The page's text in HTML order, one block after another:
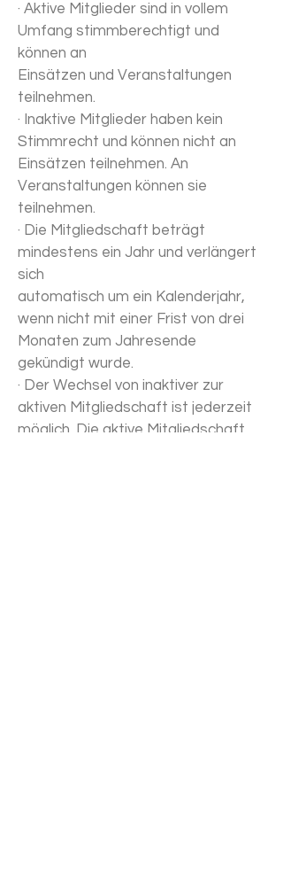
· Aktive Mitglieder sind in vollem
Umfang stimmberechtigt und
können an
Einsätzen und Veranstaltungen
teilnehmen.
· Inaktive Mitglieder haben kein
Stimmrecht und können nicht an
Einsätzen teilnehmen. An
Veranstaltungen können sie
teilnehmen.
· Die Mitgliedschaft beträgt
mindestens ein Jahr und verlängert
sich
automatisch um ein Kalenderjahr,
wenn nicht mit einer Frist von drei
Monaten zum Jahresende
gekündigt wurde.
· Der Wechsel von inaktiver zur
aktiven Mitgliedschaft ist jederzeit
möglich. Die aktive Mitgliedschaft